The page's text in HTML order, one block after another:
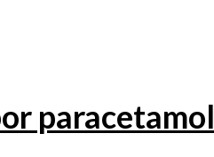
paracetamol